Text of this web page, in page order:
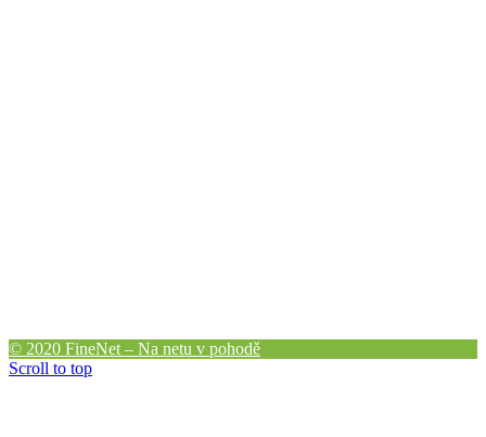
© 2020 FineNet – Na netu v pohodě
Scroll to top